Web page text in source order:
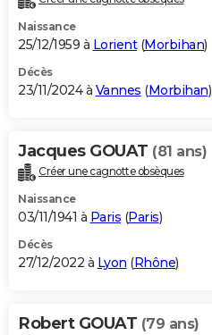
Naissance
25/12/1959 à Lorient(Morbihan)
Décès
23/11/2024 à Vannes (Morbihan)
Jacques GOUAT (81 ans)
Créer une cagnotte obsèques
Naissance
03/11/1941 à Paris (Paris)
Décès
27/12/2022 à Lyon (Rhône)
Robert GOUAT (79 ans)